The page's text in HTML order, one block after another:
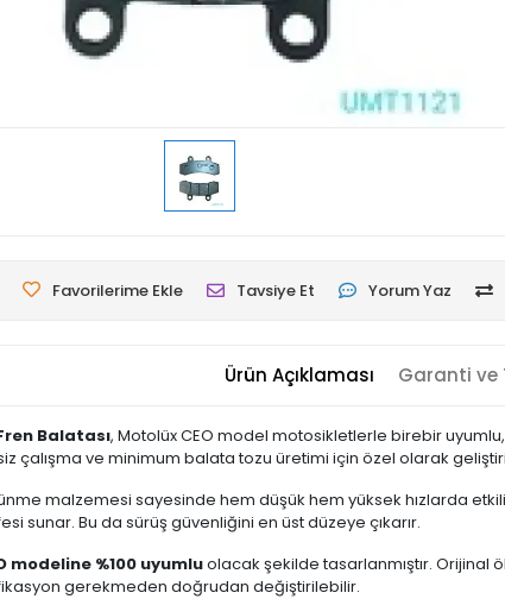
Favorilerime Ekle Tavsiye Et Yorum Yaz
Ürün Açıklaması Garanti ve
Balatası, Motolüx CEO model motosikletlerle birebir
çalışma ve minimum balata tozu üretimi için özel olarak
malzemesi sayesinde hem düşük hem yüksek hızlarda
sunar. Bu da sürüş güvenliğini en üst düzeye çıkarır.
modeline %100 uyumluolacak şekilde tasarlanmıştır. Orijinal
gerekmeden doğrudan değiştirilebilir.